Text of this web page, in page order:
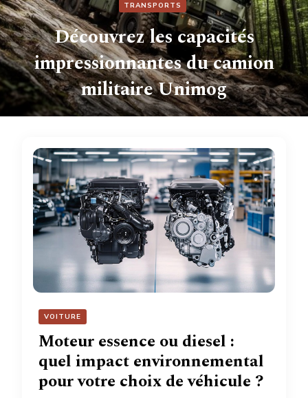
TRANSPORTS
Découvrez les capacités
impressionnantes du camion
militaire Unimog
VOITURE
Moteur essence ou diesel :
quel impact environnemental
pour votre choix de véhicule ?